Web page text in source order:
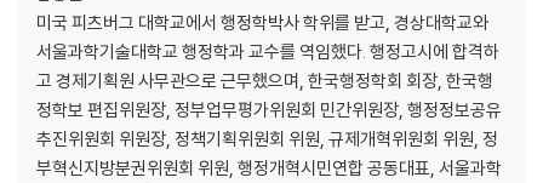
미국 피츠버그 대학교에서 행정학박사 학위를 받고, 경상대학교와
서울과학기술대학교 행정학과 교수를 역임했다. 행정고시에 합격하
고 경제기획원 사무관으로 근무했으며, 한국행정학회 회장, 한국행
정학보 편집위원장, 정부업무평가위원회 민간위원장, 행정정보공유
추진위원회 위원장, 정책기획위원회 위원, 규제개혁위원회 위원, 정
부혁신지방분권위원회 위원, 행정개혁시민연합 공동대표, 서울과학